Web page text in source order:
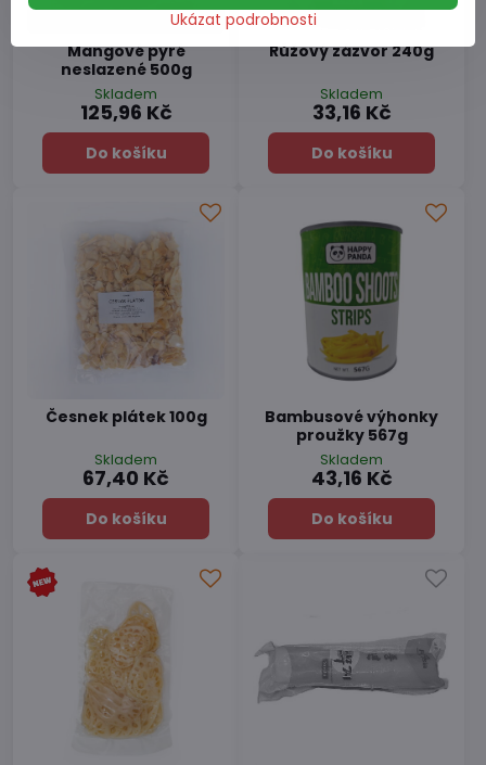
Mangové pyré
neslazené 500g
Skladem
125,96 Kč
Do košíku
Růžový zázvor 240g
Skladem
33,16 Kč
Do košíku
Česnek plátek 100g
Skladem
67,40 Kč
Do košíku
Bambusové výhonky
proužky 567g
Skladem
43,16 Kč
Do košíku
Ukázat podrobnosti